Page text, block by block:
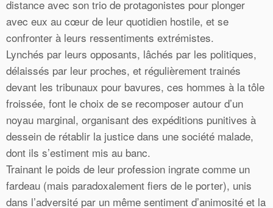
distance avec son trio de protagonistes pour plonger
avec eux au cœur de leur quotidien hostile, et se
confronter à leurs ressentiments extrémistes.
Lynchés par leurs opposants, lâchés par les politiques,
délaissés par leur proches, et régulièrement trainés
devant les tribunaux pour bavures, ces hommes à la tôle
froissée, font le choix de se recomposer autour d’un
noyau marginal, organisant des expéditions punitives à
dessein de rétablir la justice dans une société malade,
dont ils s’estiment mis au banc.
Trainant le poids de leur profession ingrate comme un
fardeau (mais paradoxalement fiers de le porter), unis
dans l’adversité par un même sentiment d’animosité et la